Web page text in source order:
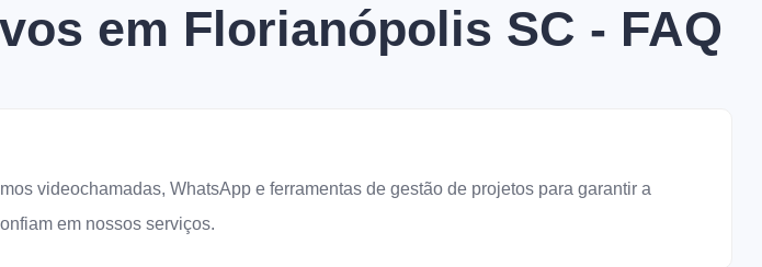
em Florianópolis SC - FAQ
videochamadas, WhatsApp e ferramentas de gestão de projetos para garantir a
em nossos serviços.